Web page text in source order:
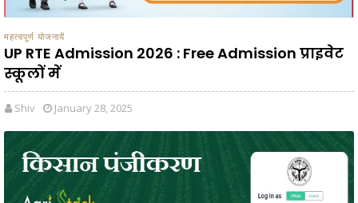
महत्वपूर्ण योजनायें
UP RTE Admission 2026 : Free Admission प्राइवेट
स्कूलों में
Shiv January 28, 2025